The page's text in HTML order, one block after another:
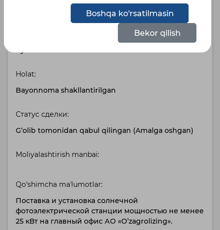
Holat:
Bayonnoma shakllantirilgan
Статус сделки:
G‘olib tomonidan qabul qilingan (Amalga oshgan)
Moliyalashtirish manbai:
Qo‘shimcha maʼlumotlar:
Поставка и установка солнечной
фотоэлектрической станции мощностью не менее
25 кВт на главный офис АО «O’zagrolizing».
Boshqa ko'rsatilmasin
Bekor qilish